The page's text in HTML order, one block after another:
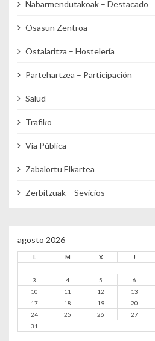
Nabarmendutakoak – Destacado
Osasun Zentroa
Ostalaritza – Hostelería
Partehartzea – Participación
Salud
Trafiko
Vía Pública
Zabalortu Elkartea
Zerbitzuak – Sevicios
agosto 2026
L M X J
3
4 5 6
10
11 12 13
17
18 19 20
24
25 26 27
31